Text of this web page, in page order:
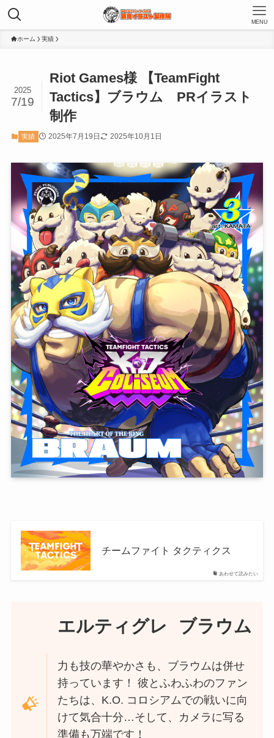
MENU
ホーム 実績
Riot Games様 【TeamFight
Tactics】ブラウム PRイラスト
制作
2025
7/19
実績 2025年7月19日 2025年10月1日
あわせて読みたい
チームファイト タクティクス
エルティグレ ブラウム
力も技の華やかさも、ブラウムは併せ
持っています！ 彼とふわふわのファン
たちは、K.O. コロシアムでの戦いに向
けて気合十分…そして、カメラに写る
準備も万端です！